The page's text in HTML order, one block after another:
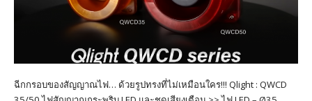
ฉีกกรอบของสัญญาณไฟ… ด้วยรูปทรงที่ไม่เหมือนใคร!!! Qlight : QWCD